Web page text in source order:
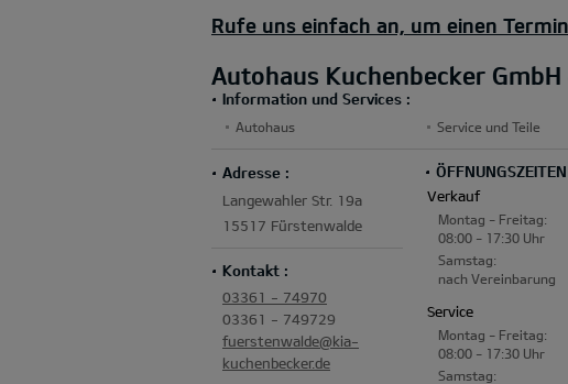
Rufe uns einfach an, um einen
Autohaus Kuchenbecker GmbH
Information und Services :
Autohaus Service und Teile
Adresse :
Langewahler Str. 19a
15517 Fürstenwalde
Kontakt :
03361 - 74970
03361 - 749729
fuerstenwalde@kia-
kuchenbecker.de
Verkauf
Montag - Freitag:
08:00 - 17:30 Uhr
Samstag:
nach Vereinbarung
Service
Montag - Freitag:
08:00 - 17:30 Uhr
Samstag: